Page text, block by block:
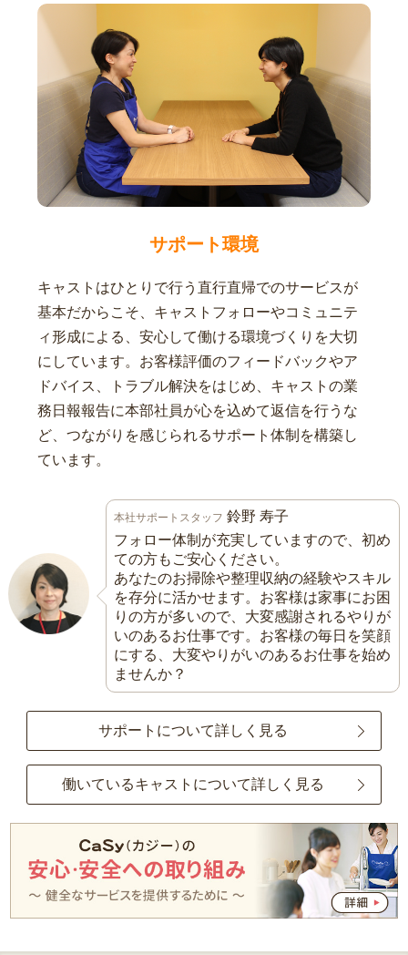
サポート環境
キャストはひとりで行う直行直帰でのサービスが
基本だからこそ、キャストフォローやコミュニテ
ィ形成による、安心して働ける環境づくりを大切
にしています。お客様評価のフィードバックやア
ドバイス、トラブル解決をはじめ、キャストの業
務日報報告に本部社員が心を込めて返信を行うな
ど、つながりを感じられるサポート体制を構築し
ています。
本社サポートスタッフ 鈴野 寿子
フォロー体制が充実していますので、初め
ての方もご安心ください。
あなたのお掃除や整理収納の経験やスキル
を存分に活かせます。お客様は家事にお困
りの方が多いので、大変感謝されるやりが
いのあるお仕事です。お客様の毎日を笑顔
にする、大変やりがいのあるお仕事を始め
ませんか？
サポートについて詳しく見る
働いているキャストについて詳しく見る